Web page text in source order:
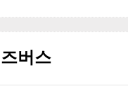
버스